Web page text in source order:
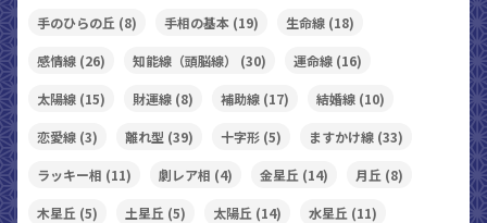
手のひらの丘 (8) 手相の基本 (19) 生命線 (18)
感情線 (26) 知能線（頭脳線） (30) 運命線 (16)
太陽線 (15) 財運線 (8) 補助線 (17) 結婚線 (10)
恋愛線 (3) 離れ型 (39) 十字形 (5) ますかけ線 (33)
ラッキー相 (11) 劇レア相 (4) 金星丘 (14) 月丘 (8)
木星丘 (5) 土星丘 (5) 太陽丘 (14) 水星丘 (11)